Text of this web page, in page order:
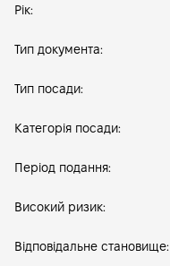
Рік:
Тип документа:
Тип посади:
Категорія посади:
Період подання:
Високий ризик:
Відповідальне становище: